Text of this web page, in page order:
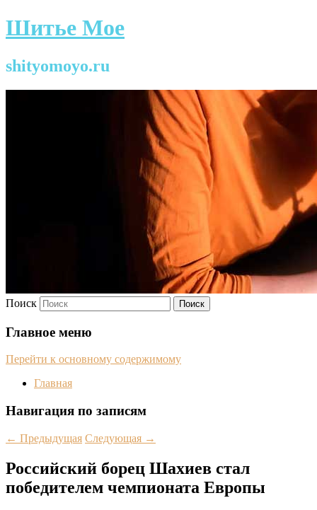
Шитье Мое
shityomoyo.ru
Поиск
Главное меню
Перейти к основному содержимому
Главная
Навигация по записям
← Предыдущая Следующая →
Российский борец Шахиев стал
победителем чемпионата Европы